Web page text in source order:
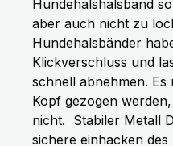
Hundehalshalsband
aber auch nicht zu
Hundehalsbänder
Klickverschluss und
schnell abnehmen.
Kopf gezogen
nicht. Stabiler Metall
sichere einhacken des